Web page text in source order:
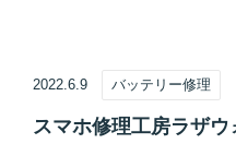
2022.6.9 バッテリー修理
スマホ修理工房ラザ